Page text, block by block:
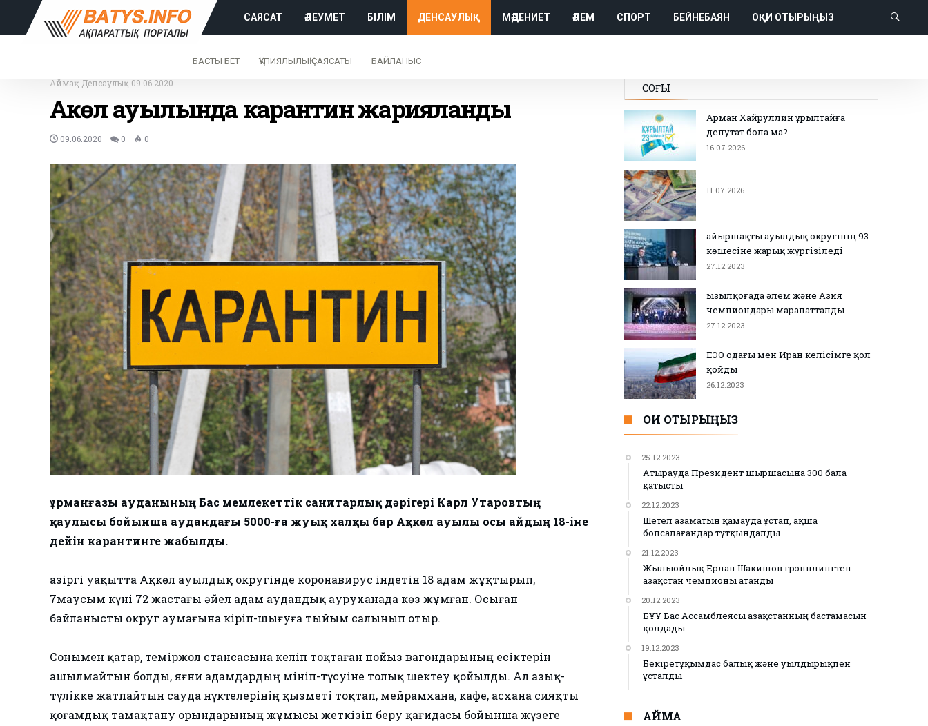
САЯСАТ ӘЛЕУМЕТ БІЛІМ ДЕНСАУЛЫҚ МӘДЕНИЕТ ӘЛЕМ СПОРТ БЕЙНЕБАЯН ОҚИ ОТЫРЫҢЫЗ
БАСТЫ БЕТ ҚҰПИЯЛЫЛЫҚ САЯСАТЫ БАЙЛАНЫС
Аймақ- Денсаулық- 09.06.2020
Ақкөл ауылында карантин жарияланды
09.06.2020 0 0
Құрманғазы ауданының Бас мемлекеттік санитарлық дәрігері Карл Утаровтың
қаулысы бойынша аудандағы 5000-ға жуық халқы бар Ақкөл ауылы осы айдың 18-іне
дейін карантинге жабылды.
Қазіргі уақытта Ақкөл ауылдық округінде коронавирус індетін 18 адам жұқтырып,
7маусым күні 72 жастағы әйел адам аудандық ауруханада көз жұмған. Осыған
байланысты округ аумағына кіріп-шығуға тыйым салынып отыр.
Сонымен қатар, теміржол стансасына келіп тоқтаған пойыз вагондарының есіктерін
ашылмайтын болды, яғни адамдардың мініп-түсуіне толық шектеу қойылды. Ал азық-
түлікке жатпайтын сауда нүктелерінің қызметі тоқтап, мейрамхана, кафе, асхана сияқты
қоғамдық тамақтану орындарының жұмысы жеткізіп беру қағидасы бойынша жүзеге
СОҢҒЫ
Арман Хайруллин Құрылтайға
депутат бола ма?
16.07.2026
11.07.2026
Қайыршақты ауылдық округінің 93
көшесіне жарық жүргізіледі
27.12.2023
Қызылқоғада әлем және Азия
чемпиондары марапатталды
27.12.2023
ЕЭО одағы мен Иран келісімге қол
қойды
26.12.2023
ОҚИ ОТЫРЫҢЫЗ
25.12.2023
Атырауда Президент шыршасына 300 бала
қатысты
22.12.2023
Шетел азаматын қамауда ұстап, ақша
бопсалағандар тұтқындалды
21.12.2023
Жылыойлық Ерлан Шакишов грэпплингтен
Қазақстан чемпионы атанды
20.12.2023
БҰҰ Бас Ассамблеясы Қазақстанның бастамасын
қолдады
19.12.2023
Бекіретұқымдас балық және уылдырықпен
ұсталды
АЙМАҚ